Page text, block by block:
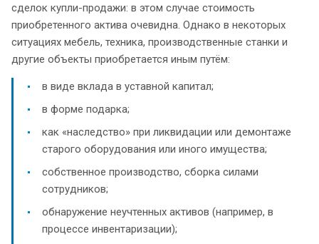
сделок купли-продажи: в этом случае стоимость
приобретенного актива очевидна. Однако в некоторых
ситуациях мебель, техника, производственные станки и
другие объекты приобретается иным путём:
в виде вклада в уставной капитал;
в форме подарка;
как «наследство» при ликвидации или демонтаже
старого оборудования или иного имущества;
собственное производство, сборка силами
сотрудников;
обнаружение неучтенных активов (например, в
процессе инвентаризации);